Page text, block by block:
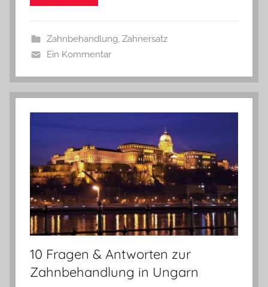
Zahnbehandlung, Zahnersatz
Ein Kommentar
10 Fragen & Antworten zur
Zahnbehandlung in Ungarn